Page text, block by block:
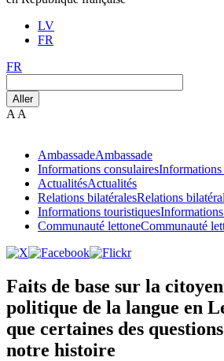
LV
FR
FR
Aller
A A
AmbassadeAmbassade
Informations consulairesInformations
ActualitésActualités
Relations bilatéralesRelations
Informations touristiques
Communauté lettoneCommunauté
Faits de base sur la
politique de la langue en
que certaines des
notre histoire